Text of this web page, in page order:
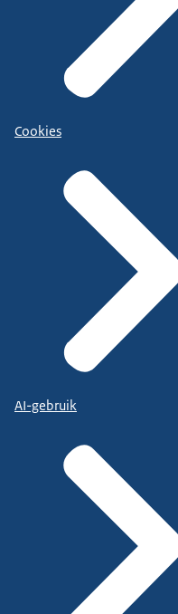
Cookies
AI-gebruik